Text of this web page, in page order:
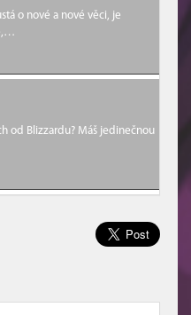
o nové a nové věci, je
od Blizzardu? Máš jedinečnou